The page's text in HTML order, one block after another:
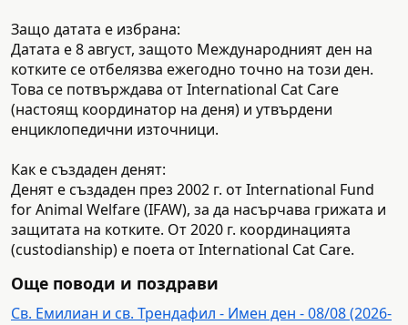
Защо датата е избрана:
Датата е 8 август, защото Международният ден на
котките се отбелязва ежегодно точно на този ден.
Това се потвърждава от International Cat Care
(настоящ координатор на деня) и утвърдени
енциклопедични източници.
Как е създаден денят:
Денят е създаден през 2002 г. от International Fund
for Animal Welfare (IFAW), за да насърчава грижата и
защитата на котките. От 2020 г. координацията
(custodianship) е поета от International Cat Care.
Още поводи и поздрави
Св. Емилиан и св. Трендафил - Имен ден - 08/08 (2026-